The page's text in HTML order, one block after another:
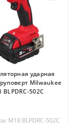
ударная
Milwaukee
BLPDRC-502C
M18 BLPDRC-502C